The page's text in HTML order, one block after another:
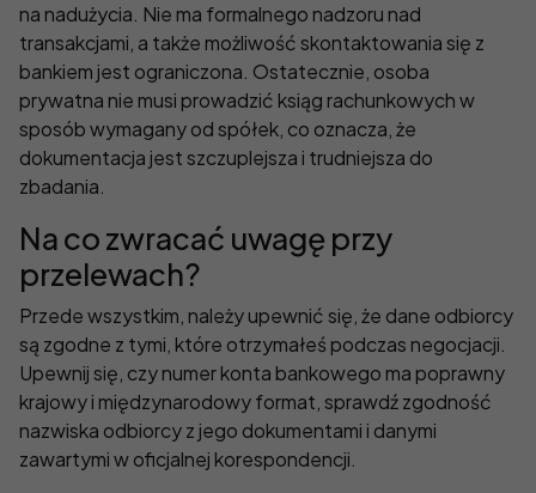
na nadużycia. Nie ma formalnego nadzoru nad
transakcjami, a także możliwość skontaktowania się z
bankiem jest ograniczona. Ostatecznie, osoba
prywatna nie musi prowadzić ksiąg rachunkowych w
sposób wymagany od spółek, co oznacza, że
dokumentacja jest szczuplejsza i trudniejsza do
zbadania.
Na co zwracać uwagę przy
przelewach?
Przede wszystkim, należy upewnić się, że dane odbiorcy
są zgodne z tymi, które otrzymałeś podczas negocjacji.
Upewnij się, czy numer konta bankowego ma poprawny
krajowy i międzynarodowy format, sprawdź zgodność
nazwiska odbiorcy z jego dokumentami i danymi
zawartymi w oficjalnej korespondencji.